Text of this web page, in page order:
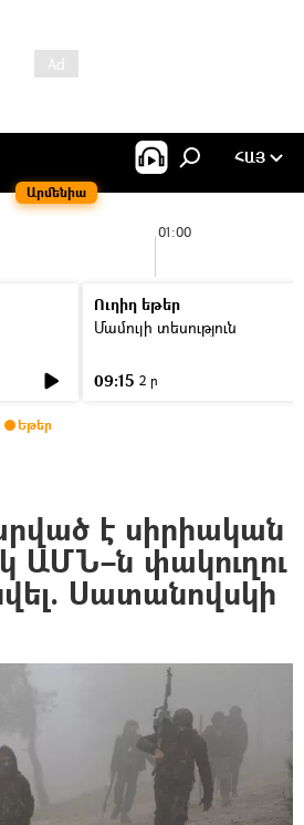
Արմենիա
ՀԱՅ
01:00
Ուղիղ եթեր
Մամուլի տեսություն
09:15 2 ր
Եթեր
է սիրիական
ԱՄՆ–ն փակուղու
Սատանովսկի